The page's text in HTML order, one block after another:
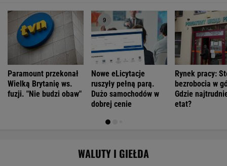
Paramount przekonał
Wielką Brytanię ws.
fuzji. "Nie budzi obaw"
Nowe eLicytacje
ruszyły pełną parą.
Dużo samochodów w
dobrej cenie
Rynek pracy:
bezrobocia w
Gdzie
etat?
WALUTY I GIEŁDA